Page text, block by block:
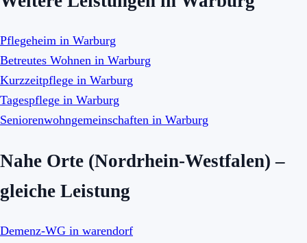
Pflegeheim in Warburg
Betreutes Wohnen in Warburg
Kurzzeitpflege in Warburg
Tagespflege in Warburg
Seniorenwohngemeinschaften in Warburg
Nahe Orte (Nordrhein-Westfalen) –
gleiche Leistung
Demenz-WG in warendorf